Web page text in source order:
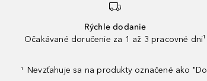
Rýchle dodanie
Očakávané doručenie za 1 až 3 pracovné dni¹
¹ Nevzťahuje sa na produkty označené ako